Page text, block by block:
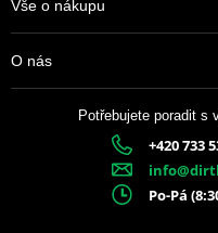
Vše o nákupu
O nás
Potřebujete poradit s
+420 733
Po-Pá